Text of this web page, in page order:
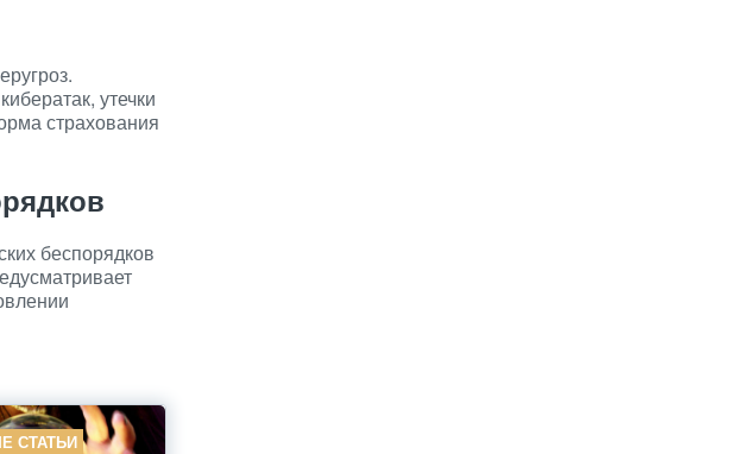
утечки
страхования
беспорядков
СТАТЬИ